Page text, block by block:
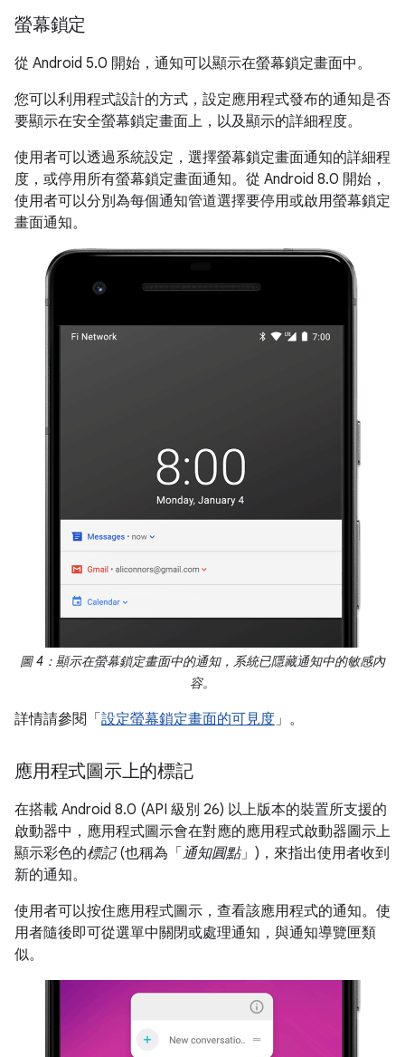
螢幕鎖定
從 Android 5.0 開始，通知可以顯示在螢幕鎖定畫面中。
您可以利用程式設計的方式，設定應用程式發布的通知是否
要顯示在安全螢幕鎖定畫面上，以及顯示的詳細程度。
使用者可以透過系統設定，選擇螢幕鎖定畫面通知的詳細程
度，或停用所有螢幕鎖定畫面通知。從 Android 8.0 開始，
使用者可以分別為每個通知管道選擇要停用或啟用螢幕鎖定
畫面通知。
圖 4：顯示在螢幕鎖定畫面中的通知，系統已隱藏通知中的敏感內
容。
詳情請參閱「設定螢幕鎖定畫面的可見度 」。
應用程式圖示上的標記
在搭載 Android 8.0 (API 級別 26) 以上版本的裝置所支援的
啟動器中，應用程式圖示會在對應的應用程式啟動器圖示上
顯示彩色的標記(也稱為「通知圓點」)，來指出使用者收到
新的通知。
使用者可以按住應用程式圖示，查看該應用程式的通知。使
用者隨後即可從選單中關閉或處理通知，與通知導覽匣類
似。